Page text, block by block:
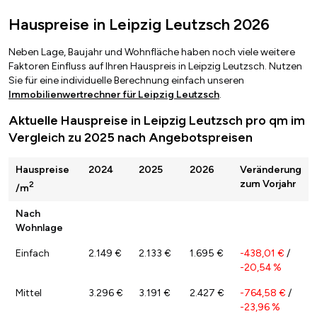
Hauspreise in Leipzig Leutzsch 2026
Neben Lage, Baujahr und Wohnfläche haben noch viele weitere
Faktoren Einfluss auf Ihren Hauspreis in Leipzig Leutzsch. Nutzen
Sie für eine individuelle Berechnung einfach unseren
Immobilienwertrechner für Leipzig Leutzsch.
Aktuelle Hauspreise in Leipzig Leutzsch pro qm im
Vergleich zu 2025 nach Angebotspreisen
Hauspreise
/m2
2024 2025 2026
Veränderung
zum Vorjahr
Nach
Wohnlage
Einfach 2.149 € 2.133 € 1.695 € -438,01 € /
-20,54 %
Mittel 3.296 € 3.191 € 2.427 € -764,58 € /
-23,96 %